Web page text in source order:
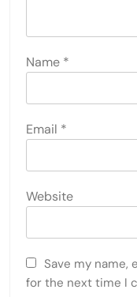
Name *
Email *
Website
Save my name,
for the next time I